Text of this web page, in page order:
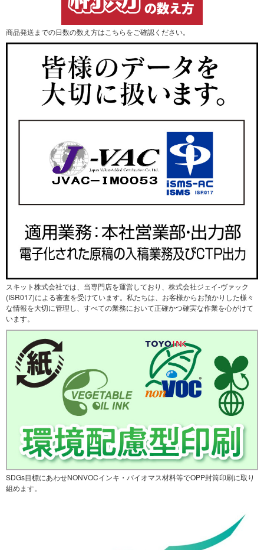
商品発送までの日数の数え方はこちらをご確認ください。
スキット株式会社では、当専門店を運営しており、株式会社ジェイ-ヴァック
(ISR017)による審査を受けています。私たちは、お客様からお預かりした様々
な情報を大切に管理し、すべての業務において正確かつ確実な作業を心がけて
います。
SDGs目標にあわせNONVOCインキ・バイオマス材料等でOPP封筒印刷に取り
組めます。